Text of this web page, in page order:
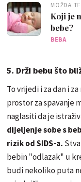
MOŽDA
Koji je
bebe?
BEBA
5. Drži bebu što
To vrijedi i za dan i
prostor za spavanje
naglasiti da je
dijeljenje sobe s
rizik od SIDS-a.
bebin "odlazak" u
budi nekoliko puta